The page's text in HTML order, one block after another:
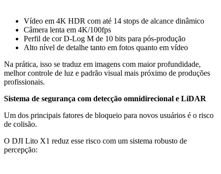
Vídeo em 4K HDR com até 14 stops de alcance dinâmico
Câmera lenta em 4K/100fps
Perfil de cor D-Log M de 10 bits para pós-produção
Alto nível de detalhe tanto em fotos quanto em vídeo
Na prática, isso se traduz em imagens com maior profundidade,
melhor controle de luz e padrão visual mais próximo de produções
profissionais.
Sistema de segurança com detecção omnidirecional e LiDAR
Um dos principais fatores de bloqueio para novos usuários é o risco
de colisão.
O DJI Lito X1 reduz esse risco com um sistema robusto de
percepção: